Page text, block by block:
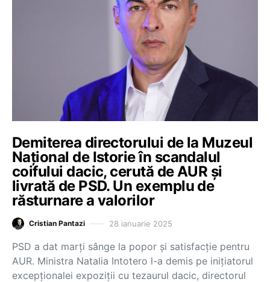
Demiterea directorului de la Muzeul
Național de Istorie în scandalul
coifului dacic, cerută de AUR și
livrată de PSD. Un exemplu de
răsturnare a valorilor
Cristian Pantazi 28 ianuarie 2025
PSD a dat marți sânge la popor și satisfacție pentru
AUR. Ministra Natalia Intotero l-a demis pe inițiatorul
excepționalei expoziții cu tezaurul dacic, directorul